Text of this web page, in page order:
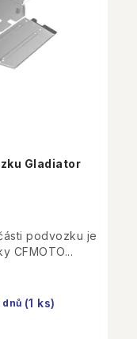
Gladiator
dnů (1 ks)
podvozku je
CFMOTO...